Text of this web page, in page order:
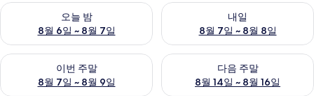
오늘 밤
8월 6일 ~ 8월 7일
오늘 밤 예약 가능 여부 확인, 8월 6일 ~ 8월 7일
내일
8월 7일 ~ 8월 8일
내일 예약 가능 여부 확인, 8월
이번 주말
8월 7일 ~ 8월 9일
이번 주말 예약 가능 여부 확인, 8월 7일 ~ 8월 9일
다음 주말
8월 14일 ~ 8월 16일
다음 주말 예약 가능 여부 확인,